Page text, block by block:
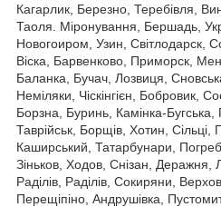
Кагарлик, Березно, Теребівля,
Таоля. Міронування, Бершадь,
Новогоиром, Узин, Світлодарск,
Віска, Барвенково, Приморск,
Баланка, Бучач, Лозвиця,
Неміляки, Чіскінгієн, Бобровик,
Борзна, Буринь, Камінка-Бугська,
Таврійськ, Борщів, Хотин,
Каширський, Татарбунари,
Зіньков, Ходов, Снізан, Деражня,
Раділів, Раділів, Сокиряни,
Перещіпіно, Андрушівка,